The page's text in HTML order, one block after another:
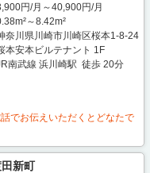
円/月～40,900円/月
～8.42m²
奈川県川崎市川崎区桜本1-8-24
本安本ビルテナント 1F
南武線 浜川崎駅 徒歩 20分
でお伝えいただくとどなたで
新町